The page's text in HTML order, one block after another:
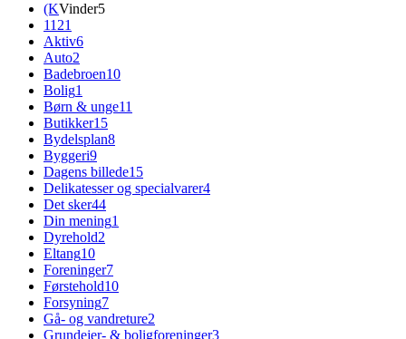
(KVinder5
1121
Aktiv6
Auto2
Badebroen10
Bolig1
Børn & unge11
Butikker15
Bydelsplan8
Byggeri9
Dagens billede15
Delikatesser og specialvarer4
Det sker44
Din mening1
Dyrehold2
Eltang10
Foreninger7
Førstehold10
Forsyning7
Gå- og vandreture2
Grundejer- & boligforeninger3